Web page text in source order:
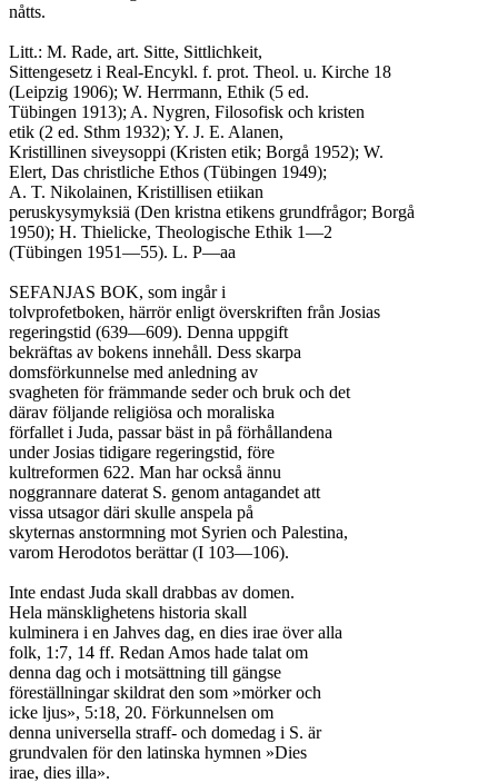
nåtts.
Litt.: M. Rade, art. Sitte, Sittlichkeit,
Sittengesetz i Real-Encykl. f. prot. Theol. u. Kirche 18
(Leipzig 1906); W. Herrmann, Ethik (5 ed.
Tübingen 1913); A. Nygren, Filosofisk och kristen
etik (2 ed. Sthm 1932); Y. J. E. Alanen,
Kristillinen siveysoppi (Kristen etik; Borgå 1952); W.
Elert, Das christliche Ethos (Tübingen 1949);
A. T. Nikolainen, Kristillisen etiikan
peruskysymyksiä (Den kristna etikens grundfrågor; Borgå
1950); H. Thielicke, Theologische Ethik 1—2
(Tübingen 1951—55). L. P—aa
SEFANJAS BOK, som ingår i
tolvprofetboken, härrör enligt överskriften från Josias
regeringstid (639—609). Denna uppgift
bekräftas av bokens innehåll. Dess skarpa
domsförkunnelse med anledning av
svagheten för främmande seder och bruk och det
därav följande religiösa och moraliska
förfallet i Juda, passar bäst in på förhållandena
under Josias tidigare regeringstid, före
kultreformen 622. Man har också ännu
noggrannare daterat S. genom antagandet att
vissa utsagor däri skulle anspela på
skyternas anstormning mot Syrien och Palestina,
varom Herodotos berättar (I 103—106).
Inte endast Juda skall drabbas av domen.
Hela mänsklighetens historia skall
kulminera i en Jahves dag, en dies irae över alla
folk, 1:7, 14 ff. Redan Amos hade talat om
denna dag och i motsättning till gängse
föreställningar skildrat den som »mörker och
icke ljus», 5:18, 20. Förkunnelsen om
denna universella straff- och domedag i S. är
grundvalen för den latinska hymnen »Dies
irae, dies illa».